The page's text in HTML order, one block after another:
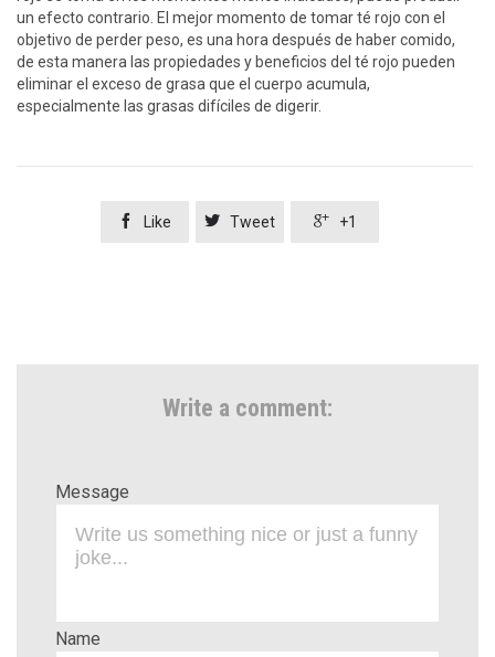
un efecto contrario. El mejor momento de tomar té rojo con el
objetivo de perder peso, es una hora después de haber comido,
de esta manera las propiedades y beneficios del té rojo pueden
eliminar el exceso de grasa que el cuerpo acumula,
especialmente las grasas difíciles de digerir.
 Like  Tweet  +1
Write a comment:
Message
Name